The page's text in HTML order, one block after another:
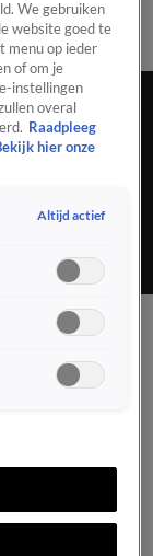
PanelVideo's
Warnsveld
is
gekomen.
We gebruiken
website goed te
menu op ieder
of om je
instellingen
overal
Raadpleeg
hier onze
Altijd actief